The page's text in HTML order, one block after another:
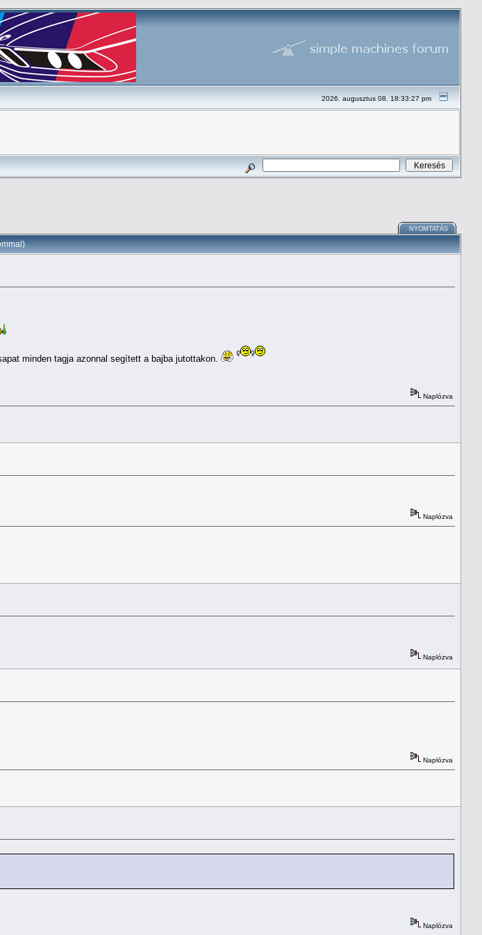
2026. augusztus 08. 18:33:27 pm
NYOMTATÁS
minden tagja azonnal segített a bajba jutottakon.
Naplózva
Naplózva
Naplózva
Naplózva
Naplózva